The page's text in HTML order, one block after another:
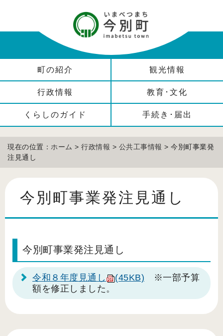
町の紹介 観光情報
行政情報 教育･文化
くらしのガイド 手続き･届出
現在の位置： ホーム > 行政情報 > 公共工事情報 > 今別町事業発
注見通し
今別町事業発注見通し
今別町事業発注見通し
令和８年度見通し (45KB) ※一部予算
額を修正しました。